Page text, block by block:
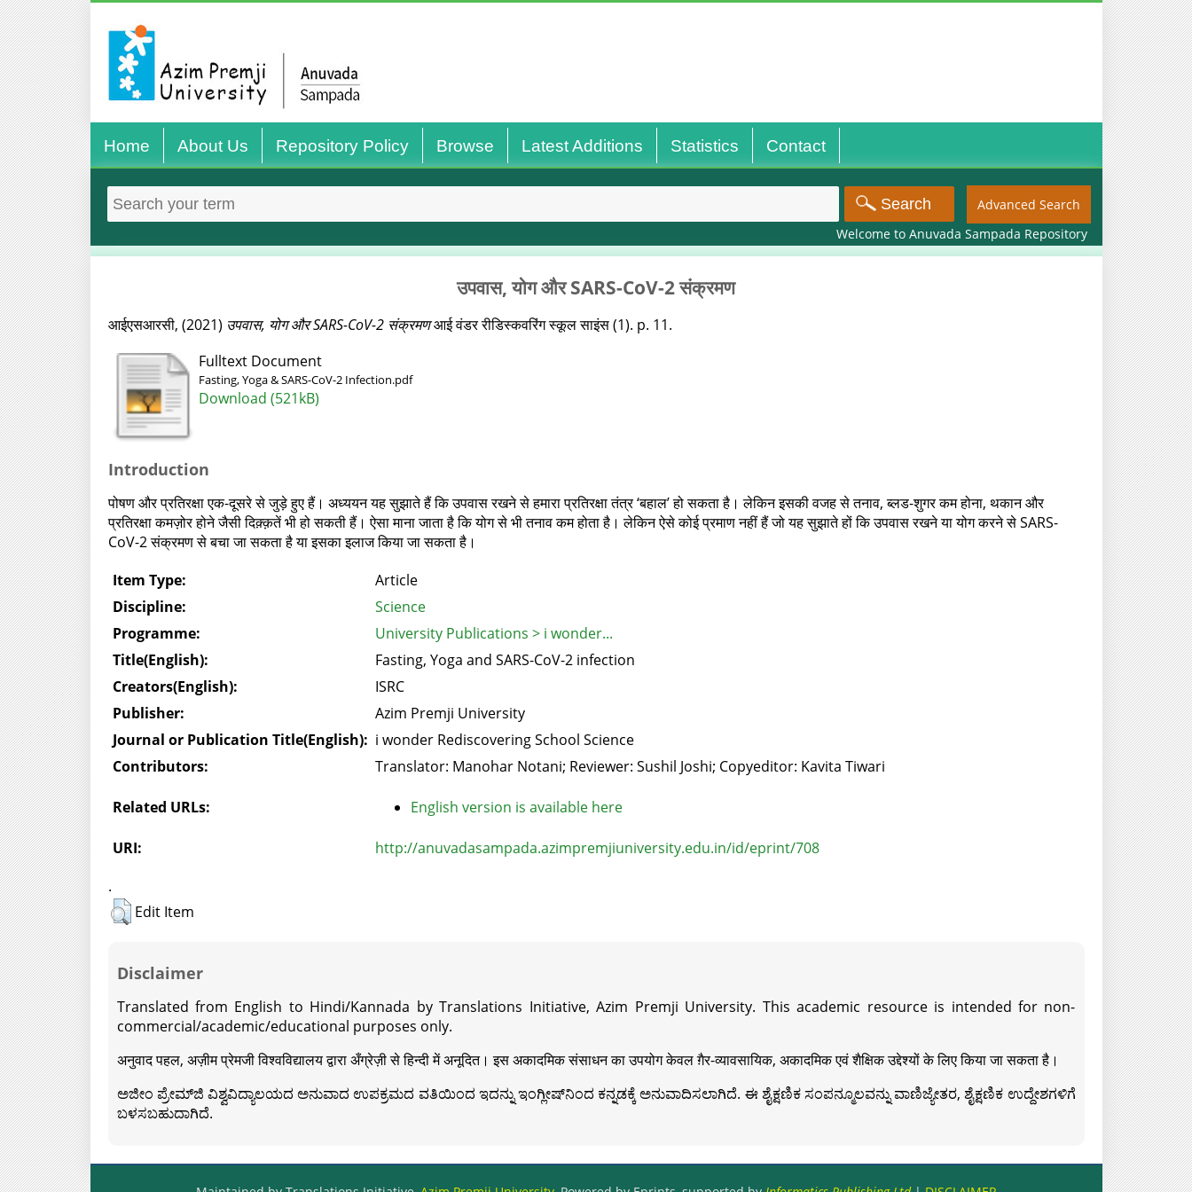
Home About Us Repository Policy Browse Latest Additions Statistics Contact
Advanced Search
Welcome to Anuvada Sampada Repository
उपवास, योग और SARS-CoV-2 संक्रमण
आईएसआरसी, (2021) उपवास, योग और SARS-CoV-2 संक्रमणआई वंडर रीडिस्‍कवरिंग स्‍कूल साइंस (1). p. 11.
Fulltext Document
Fasting, Yoga & SARS-CoV-2 Infection.pdf
Download (521kB)
Introduction
पोषण और प्रतिरक्षा एक-दूसरे से जुड़े हुए हैं। अध्ययन यह सुझाते हैं कि उपवास रखने से हमारा प्रतिरक्षा तंत्र ‘बहाल’ हो सकता है। लेकिन इसकी वजह से तनाव, ब्लड-शुगर कम होना, थकान और
प्रतिरक्षा कमज़ोर होने जैसी दिक़्क़तें भी हो सकती हैं। ऐसा माना जाता है कि योग से भी तनाव कम होता है। लेकिन ऐसे कोई प्रमाण नहीं हैं जो यह सुझाते हों कि उपवास रखने या योग करने से SARS-
CoV-2 संक्रमण से बचा जा सकता है या इसका इलाज किया जा सकता है।
Item Type:
Article
Discipline:
Science
Programme:
University Publications > i wonder...
Title(English):
Fasting, Yoga and SARS-CoV-2 infection
Creators(English):
ISRC
Publisher:
Azim Premji University
Journal or Publication Title(English): i wonder Rediscovering School Science
Contributors:
Translator: Manohar Notani; Reviewer: Sushil Joshi; Copyeditor: Kavita Tiwari
Related URLs: English version is available here
URI:
http://anuvadasampada.azimpremjiuniversity.edu.in/id/eprint/708
.
Edit Item
Disclaimer
Translated from English to Hindi/Kannada by Translations Initiative, Azim Premji University. This academic resource is intended for non-
commercial/academic/educational purposes only.
अनुवाद पहल, अज़ीम प्रेमजी विश्वविद्यालय द्वारा अँग्रेज़ी से हिन्दी में अनूदित। इस अकादमिक संसाधन का उपयोग केवल ग़ैर-व्यावसायिक, अकादमिक एवं शैक्षिक उद्देश्यों के लिए किया जा सकता है।
ಅಜೀಂ ಪ್ರೇಮ್‍ಜಿ ವಿಶ್ವವಿದ್ಯಾಲಯದ ಅನುವಾದ ಉಪಕ್ರಮದ ವತಿಯಿಂದ ಇದನ್ನು ಇಂಗ್ಲೀಷ್‍ನಿಂದ ಕನ್ನಡಕ್ಕೆ ಅನುವಾದಿಸಲಾಗಿದೆ. ಈ ಶೈಕ್ಷಣಿಕ ಸಂಪನ್ಮೂಲವನ್ನು ವಾಣಿಜ್ಯೇತರ, ಶೈಕ್ಷಣಿಕ ಉದ್ದೇಶಗಳಿಗೆ
ಬಳಸಬಹುದಾಗಿದೆ.